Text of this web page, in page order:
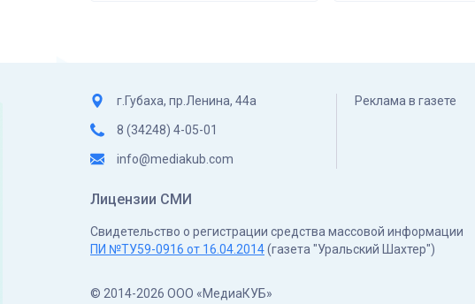
г.Губаха, пр.Ленина, 44а
8 (34248) 4-05-01
info@mediakub.com
Реклама в газете
Лицензии СМИ
Свидетельство о регистрации средства массовой информации
ПИ №ТУ59-0916 от 16.04.2014(газета "Уральский Шахтер")
© 2014-2026 ООО «МедиаКУБ»